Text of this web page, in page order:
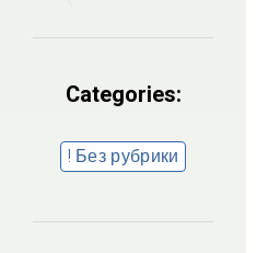
Categories:
! Без рубрики